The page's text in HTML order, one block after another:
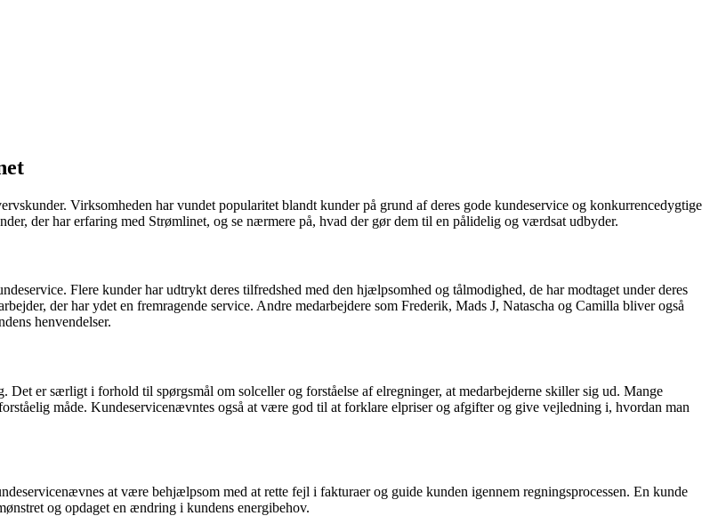
Virksomheden har vundet popularitet blandt kunder på grund af deres gode kundeservice og konkurrencedygtige
der har erfaring med Strømlinet, og se nærmere på, hvad der gør dem til en pålidelig og værdsat udbyder.
Flere kunder har udtrykt deres tilfredshed med den hjælpsomhed og tålmodighed, de har modtaget under deres
der har ydet en fremragende service. Andre medarbejdere som Frederik, Mads J, Natascha og Camilla bliver også
henvendelser.
er særligt i forhold til spørgsmål om solceller og forståelse af elregninger, at medarbejderne skiller sig ud. Mange
måde. Kundeservicenævntes også at være god til at forklare elpriser og afgifter og give vejledning i, hvordan man
at være behjælpsom med at rette fejl i fakturaer og guide kunden igennem regningsprocessen. En kunde
og opdaget en ændring i kundens energibehov.